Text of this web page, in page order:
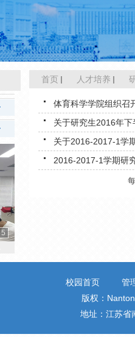
5
首页 人才培养
体育科学学院组织召
关于研究生2016年
关于2016-2017-1学
2016-2017-1学期研
校园首页
管
版权：
地址：江苏省